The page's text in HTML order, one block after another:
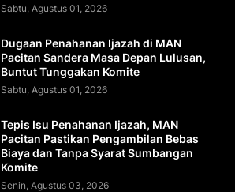
Sabtu, Agustus 01, 2026
Dugaan Penahanan Ijazah di MAN
Pacitan Sandera Masa Depan Lulusan,
Buntut Tunggakan Komite
Sabtu, Agustus 01, 2026
Tepis Isu Penahanan Ijazah, MAN
Pacitan Pastikan Pengambilan Bebas
Biaya dan Tanpa Syarat Sumbangan
Komite
Senin, Agustus 03, 2026